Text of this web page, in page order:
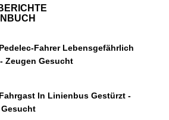
Fahrer Lebensgefährlich
Zeugen Gesucht
In Linienbus Gestürzt -